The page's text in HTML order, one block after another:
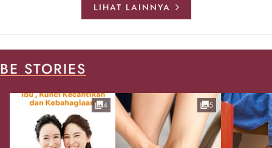
LIHAT LAINNYA
BE STORIES
4 5